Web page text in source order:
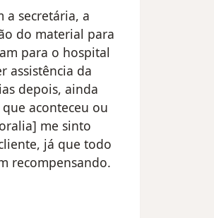
a secretária, a
do material para
para o hospital
assistência da
depois, ainda
aconteceu ou
me sinto
já que todo
recompensando.